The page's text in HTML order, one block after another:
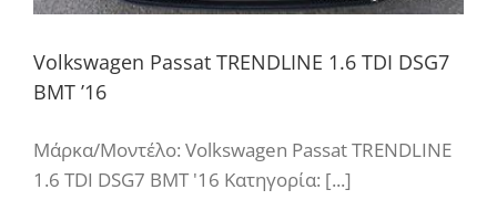
Volkswagen Passat TRENDLINE 1.6 ΤDI DSG7
BMT ’16
Μάρκα/Μοντέλο: Volkswagen Passat TRENDLINE
1.6 ΤDI DSG7 BMT '16 Κατηγορία: [...]